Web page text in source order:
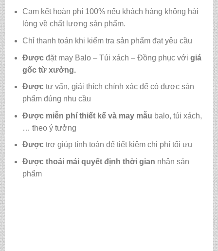
Cam kết hoàn phí 100% nếu khách hàng không hài
lòng về chất lượng sản phẩm.
Chỉ thanh toán khi kiểm tra sản phẩm đạt yêu cầu
Đượcđặt may Balo – Túi xách – Đồng phục với giá
gốc từ xưởng.
Được tư vấn, giải thích chính xác để có được sản
phẩm đúng nhu cầu
Được miễn phí thiết kế và may mẫu balo, túi xách,
… theo ý tưởng
Được trợ giúp tính toán để tiết kiệm chi phí tối ưu
Được thoải mái quyết định thời gian nhận sản
phẩm